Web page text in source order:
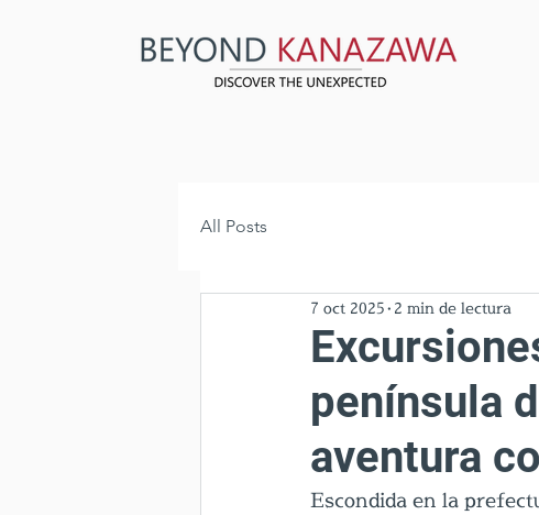
All Posts
península
aventura
7 oct 2025 2 min de lectura
Escondida en la